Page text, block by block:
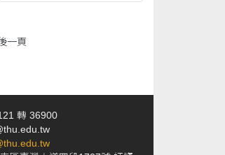
一頁
轉 36900